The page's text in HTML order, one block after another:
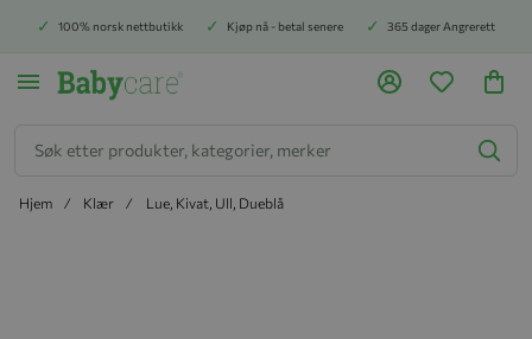
100% norsk nettbutikk Kjøp nå - betal senere 365 dager Angrerett
Hjem Klær Lue, Kivat, Ull, Dueblå